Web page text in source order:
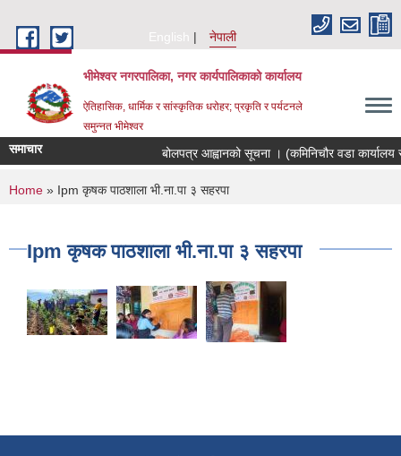
English
नेपाली
भीमेश्वर नगरपालिका, नगर कार्यपालिकाको कार्यालय
ऐतिहासिक, धार्मिक र सांस्कृतिक धरोहर; प्रकृति र पर्यटनले
समुन्नत भीमेश्वर
समाचार बोलपत्र आह्वानको सूचना । (कमिनिचौर वडा कार्यालय
You are here
Home » Ipm कृषक पाठशाला भी.ना.पा ३ सहरपा
Ipm कृषक पाठशाला भी.ना.पा ३ सहरपा